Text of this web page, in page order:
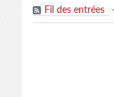
Fil des entrées